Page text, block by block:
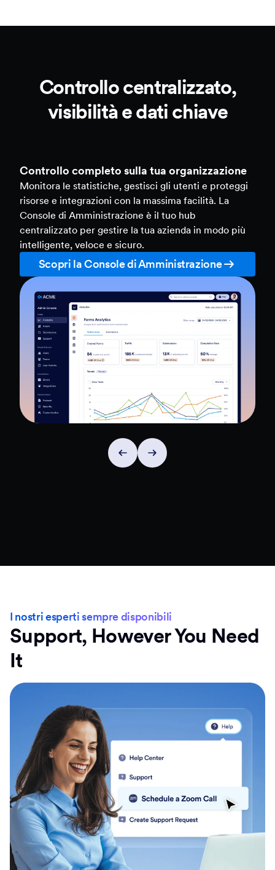
visibilità e dati chiave
Monitora le statistiche, gestisci gli utenti e proteggi
risorse e integrazioni con la massima facilità. La
Console di Amministrazione è il tuo hub
centralizzato per gestire la tua azienda in modo più
intelligente, veloce e sicuro.
Scopri la Console di Amministrazione
Support, However You Need
It